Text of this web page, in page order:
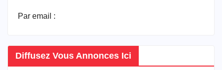
Par email :
Diffusez Vous Annonces Ici